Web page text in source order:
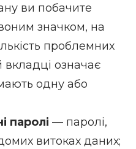
ви побачите
значком, на
проблемних
означає
мають одну або
паролі — паролі,
витоках даних;